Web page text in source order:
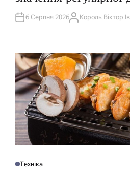
І
У
В
6 Серпня 2026А
Король Віктор
ОТехніка